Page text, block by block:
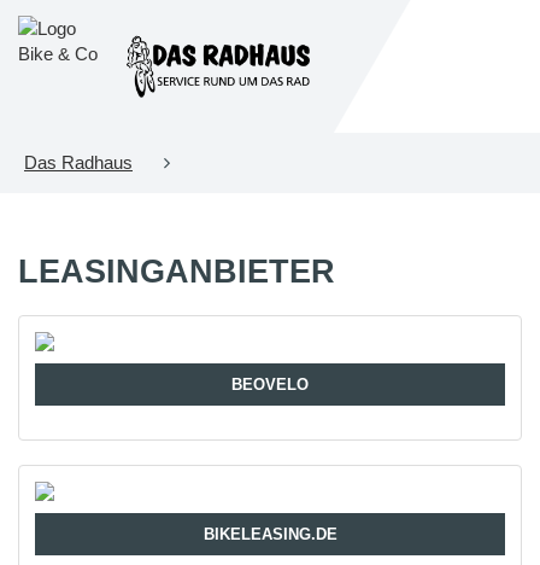
Das Radhaus
LEASINGANBIETER
BEOVELO
BIKELEASING.DE